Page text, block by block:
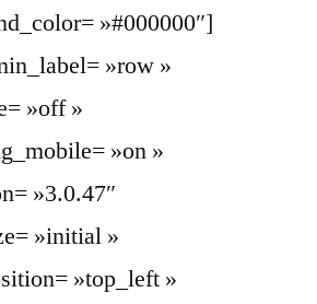
»#000000″]
»row »
»off »
»on »
»3.0.47″
»initial »
»top_left »